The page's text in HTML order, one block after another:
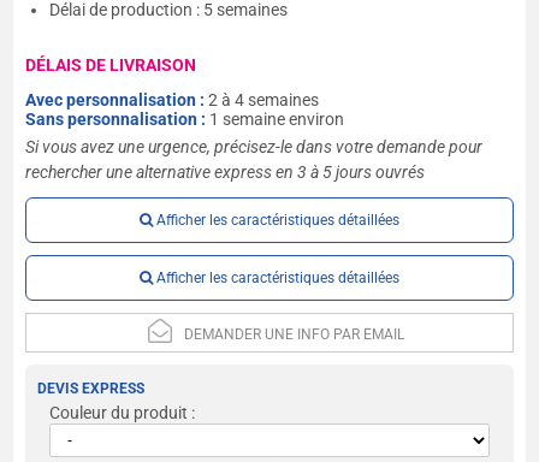
Délai de production : 5 semaines
DÉLAIS DE LIVRAISON
Avec personnalisation :2 à 4 semaines
Sans personnalisation : 1 semaine environ
Si vous avez une urgence, précisez-le dans votre demande pour
rechercher une alternative express en 3 à 5 jours ouvrés
Afficher les caractéristiques détaillées
Afficher les caractéristiques détaillées
DEMANDER UNE INFO PAR EMAIL
DEVIS EXPRESS
Couleur du produit :